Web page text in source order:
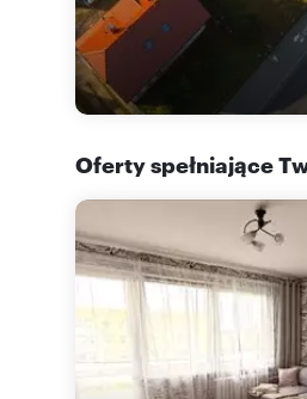
Oferty spełniające